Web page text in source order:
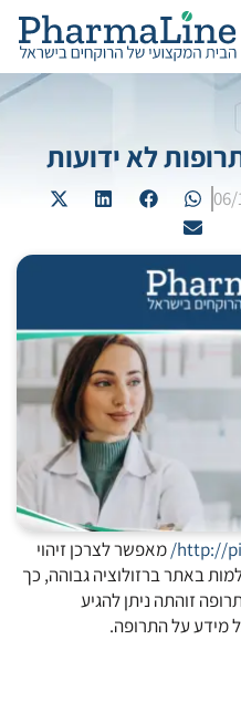
http:// מאפשר לצרכן זיהוי
באתר ברזולוציה גבוהה, כך
זוהתה ניתן להגיע